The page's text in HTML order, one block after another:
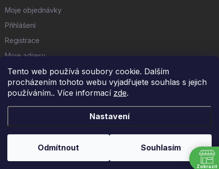
Tento web používá soubory cookie. Dalším
procházením tohoto webu vyjadřujete souhlas s jejich
používáním.. Více informací zde.
Nastavení
Odmítnout Souhlasím
Moje objednávky
Přihlášení
Registrace
Moje adresy
FACEBOOK
Vytvořil Shoptet
Copyright 2026 . Všechna práva vyhrazena.
Zobrazit